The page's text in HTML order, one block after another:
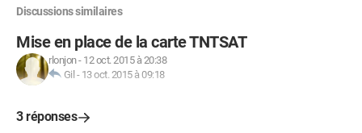
Discussions similaires
Mise en place de la carte TNTSAT
rlonjon- 12 oct. 2015 à 20:38
Gil - 13 oct. 2015 à 09:18
3 réponses